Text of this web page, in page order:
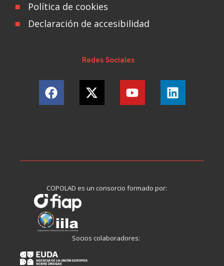
Política de cookies
Declaración de accesibilidad
Redes Sociales
COPOLAD es un consorcio formado por:
Socios colaboradores: